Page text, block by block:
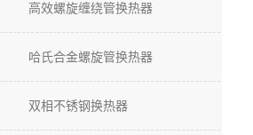
高效螺旋缠绕管换热器
哈氏合金螺旋管换热器
双相不锈钢换热器